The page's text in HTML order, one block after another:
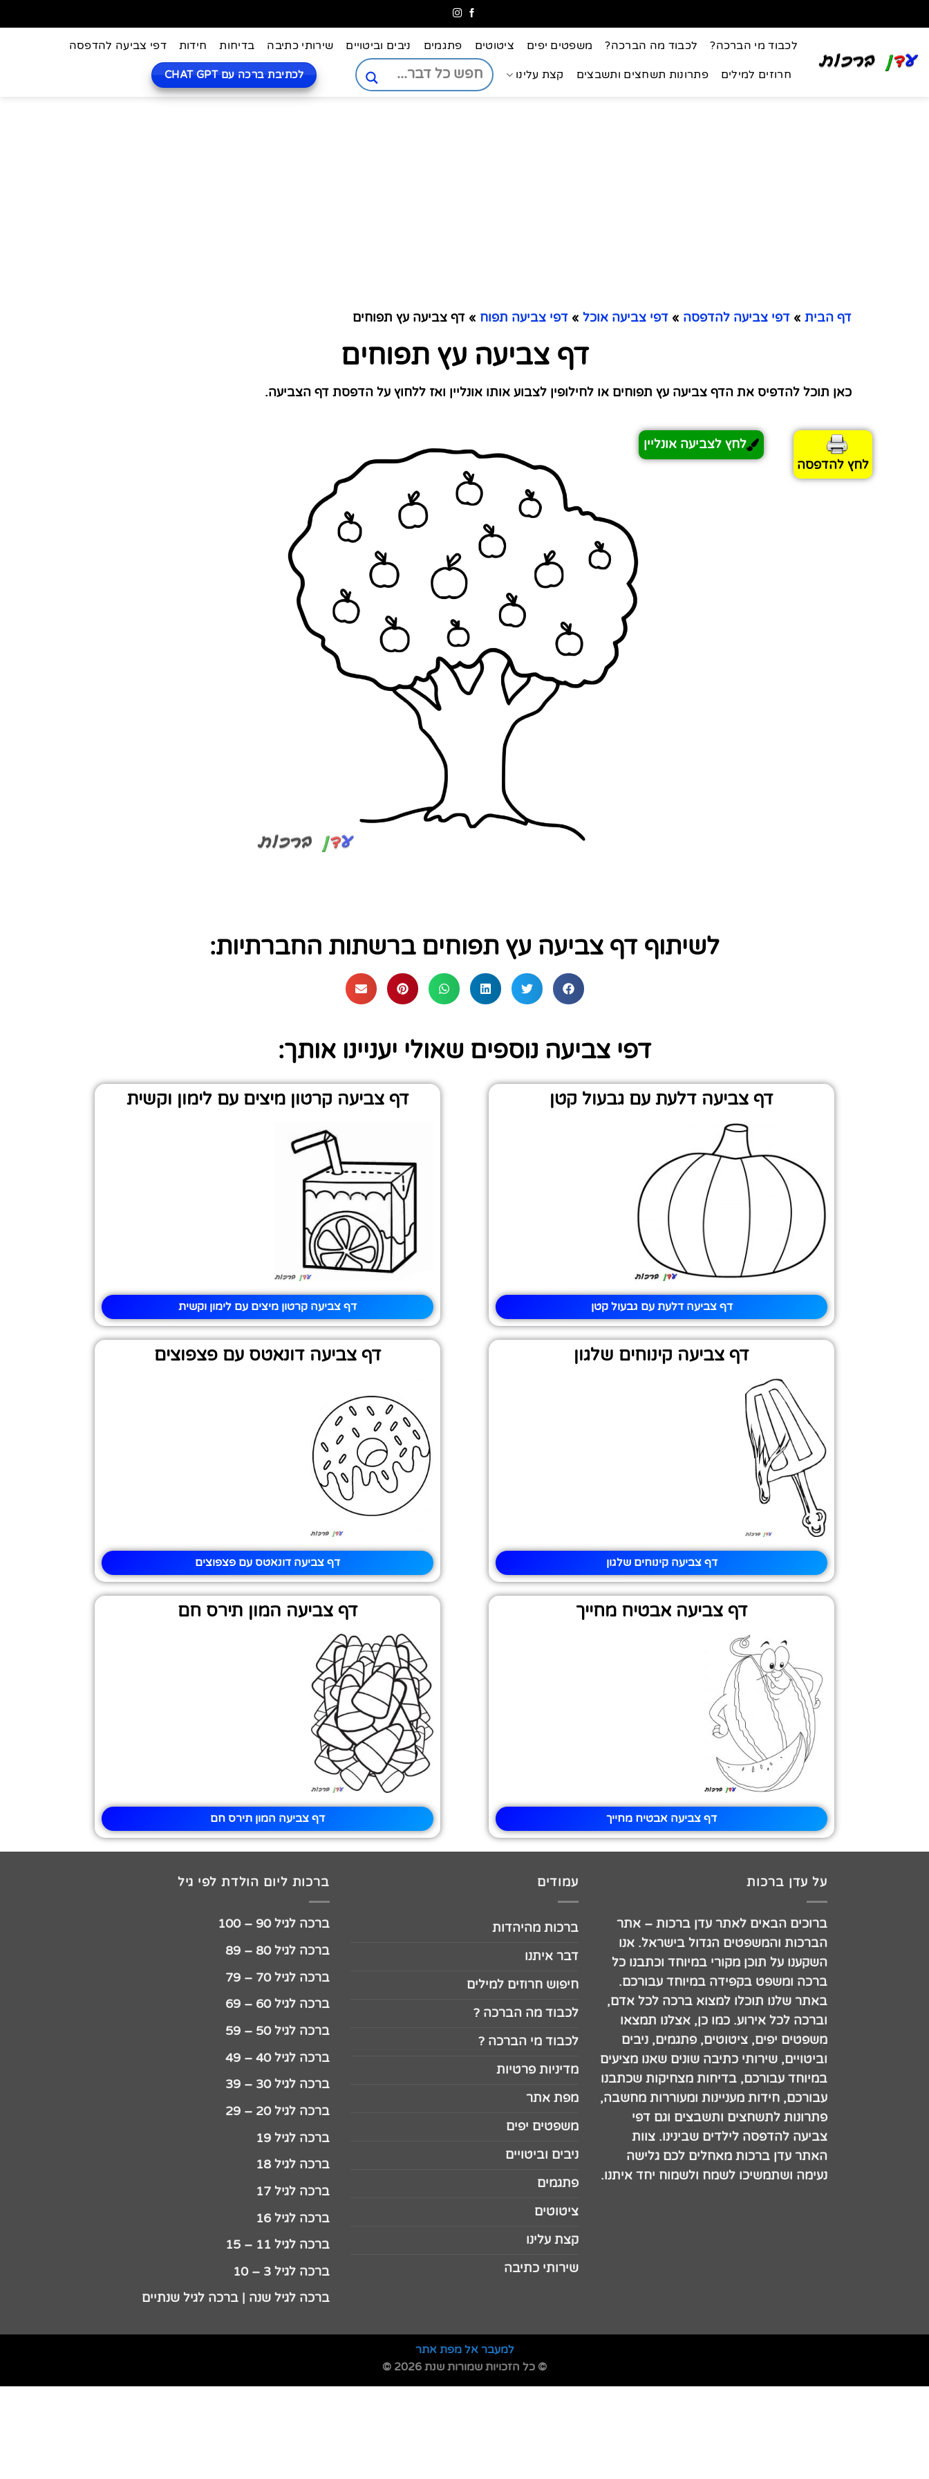
לכבוד מי הברכה? לכבוד מה הברכה? משפטים יפים ציטוטים פתגמים ניבים וביטויים שירותי כתיבה בדיחות חידות דפי צביעה להדפסה
חרוזים למילים פתרונות תשחצים ותשבצים קצת עלינו לכתיבת ברכה עם CHAT GPT
דף הבית » דפי צביעה להדפסה » דפי צביעה אוכל » דפי צביעה תפוח » דף צביעה עץ תפוחים
דף צביעה עץ תפוחים
כאן תוכל להדפיס את הדף צביעה עץ תפוחים או לחילופין לצבוע אותו אונליין ואז ללחוץ על הדפסת דף הצביעה.
לחץ להדפסה
לחץ לצביעה אונליין
לשיתוף דף צביעה עץ תפוחים ברשתות החברתיות:
דפי צביעה נוספים שאולי יעניינו אותך:
דף צביעה דלעת עם גבעול קטן
דף צביעה דלעת עם גבעול קטן
דף צביעה קרטון מיצים עם לימון וקשית
דף צביעה קרטון מיצים עם לימון וקשית
דף צביעה קינוחים שלגון
דף צביעה קינוחים שלגון
דף צביעה דונאטס עם פצפוצים
דף צביעה דונאטס עם פצפוצים
דף צביעה אבטיח מחייך
דף צביעה אבטיח מחייך
דף צביעה המון תירס חם
דף צביעה המון תירס חם
על עדן ברכות
ברוכים הבאים לאתר עדן ברכות – אתר
הברכות והמשפטים הגדול בישראל. אנו
השקענו על תוכן מקורי במיוחד וכתבנו כל
ברכה ומשפט בקפידה במיוחד עבורכם.
באתר שלנו תוכלו למצוא ברכה לכל אדם,
וברכה לכל אירוע. כמו כן, אצלנו תמצאו
משפטים יפים, ציטוטים, פתגמים, ניבים
וביטויים, שירותי כתיבה שונים שאנו מציעים
במיוחד עבורכם, בדיחות מצחיקות שכתבנו
עבורכם, חידות מעניינות ומעוררות מחשבה,
פתרונות לתשחצים ותשבצים וגם דפי
צביעה להדפסה לילדים שבינינו. צוות
האתר עדן ברכות מאחלים לכם גלישה
נעימה ושתמשיכו לשמח ולשמוח יחד איתנו.
עמודים
ברכות מהיהדות
דבר איתנו
חיפוש חרוזים למילים
לכבוד מה הברכה ?
לכבוד מי הברכה ?
מדיניות פרטיות
מפת אתר
משפטים יפים
ניבים וביטויים
פתגמים
ציטוטים
קצת עלינו
שירותי כתיבה
ברכות ליום הולדת לפי גיל
ברכה לגיל 90 – 100
ברכה לגיל 80 – 89
ברכה לגיל 70 – 79
ברכה לגיל 60 – 69
ברכה לגיל 50 – 59
ברכה לגיל 40 – 49
ברכה לגיל 30 – 39
ברכה לגיל 20 – 29
ברכה לגיל 19
ברכה לגיל 18
ברכה לגיל 17
ברכה לגיל 16
ברכה לגיל 11 – 15
ברכה לגיל 3 – 10
ברכה לגיל שנה | ברכה לגיל שנתיים
למעבר אל מפת אתר
© כל הזכויות שמורות שנת 2026 ©